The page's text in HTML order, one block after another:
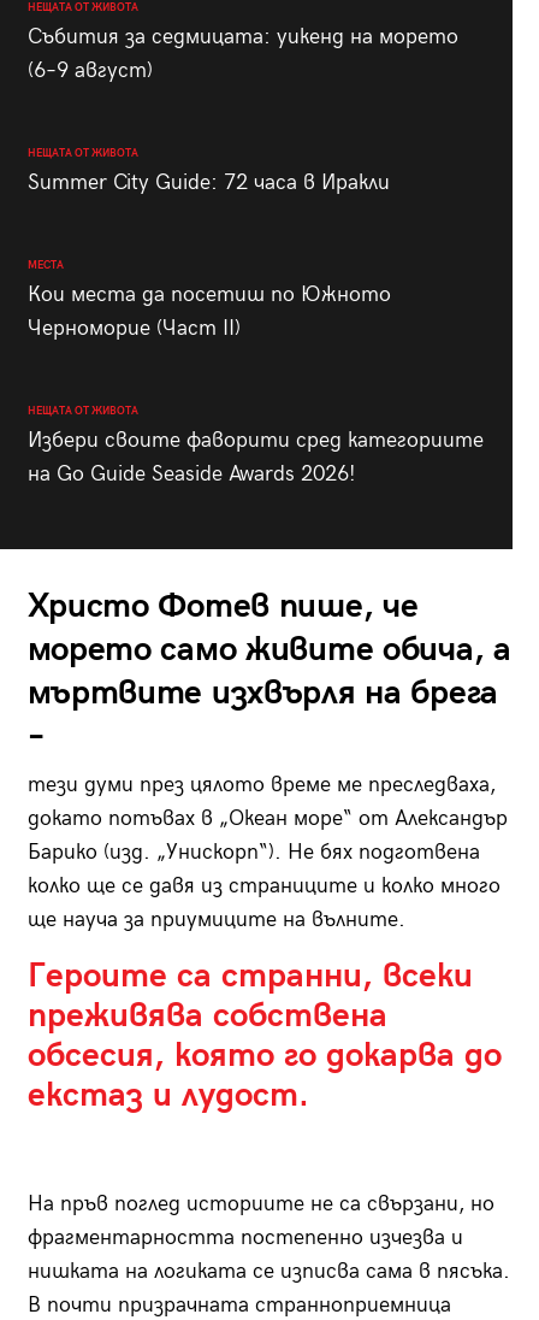
НЕЩАТА ОТ ЖИВОТА
Събития за седмицата: уикенд на морето
(6–9 август)
НЕЩАТА ОТ ЖИВОТА
Summer City Guide: 72 часа в Иракли
МЕСТА
Кои места да посетиш по Южното
Черноморие (Част II)
НЕЩАТА ОТ ЖИВОТА
Избери своите фаворити сред категориите
на Go Guide Seaside Awards 2026!
Христо Фотев пише, че
морето само живите обича, а
мъртвите изхвърля на брега
–
тези думи през цялото време ме преследваха,
докато потъвах в „Океан море“ от Александър
Барико (изд. „Унискорп“). Не бях подготвена
колко ще се давя из страниците и колко много
ще науча за приумиците на вълните.
Героите са странни, всеки
преживява собствена
обсесия, която го докарва до
екстаз и лудост.
На пръв поглед историите не са свързани, но
фрагментарността постепенно изчезва и
нишката на логиката се изписва сама в пясъка.
В почти призрачната странноприемница